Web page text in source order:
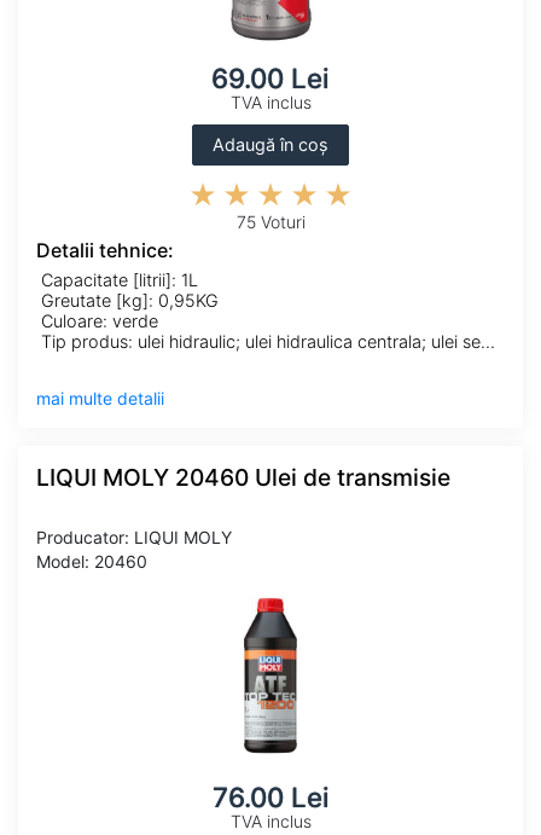
69.00 Lei
TVA inclus
Adaugă în coș
75 Voturi
Detalii tehnice:
Capacitate [litrii]: 1L
Greutate [kg]: 0,95KG
Culoare: verde
Tip produs: ulei hidraulic; ulei hidraulica centrala; ulei servodirectie
mai multe detalii
LIQUI MOLY 20460 Ulei de transmisie
Producator: LIQUI MOLY
Model: 20460
76.00 Lei
TVA inclus